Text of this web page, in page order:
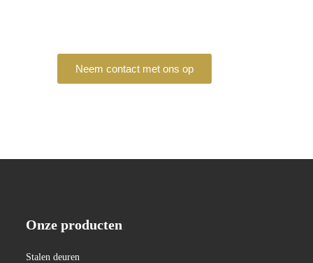
Neem contact met ons op
Onze producten
Stalen deuren